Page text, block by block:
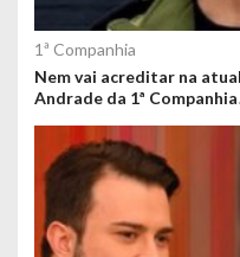
1ª Companhia
Nem vai acreditar na
Andrade da 1ª